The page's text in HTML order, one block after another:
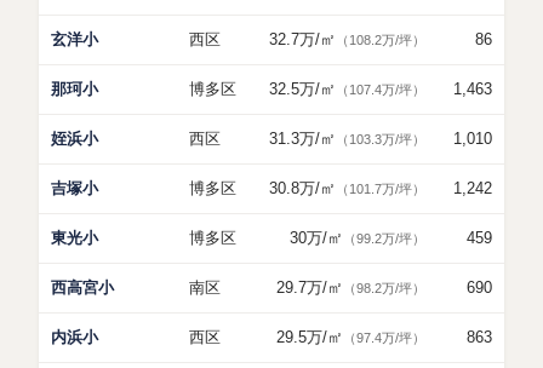
玄洋小 西区 32.7万/㎡ （108.2万/坪） 86
那珂小 博多区 32.5万/㎡ （107.4万/坪） 1,463
姪浜小 西区 31.3万/㎡ （103.3万/坪） 1,010
吉塚小 博多区 30.8万/㎡ （101.7万/坪） 1,242
東光小 博多区 30万/㎡ （99.2万/坪） 459
西高宮小 南区 29.7万/㎡ （98.2万/坪） 690
内浜小 西区 29.5万/㎡ （97.4万/坪） 863